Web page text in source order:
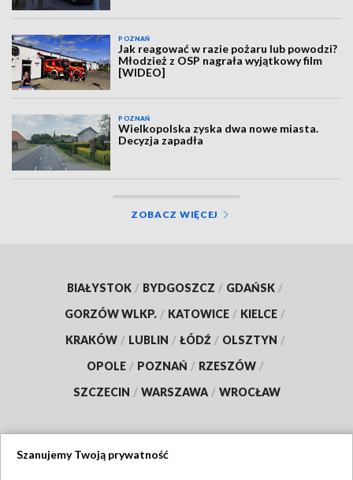
POZNAŃ
Jak reagować w razie pożaru lub powodzi?
Młodzież z OSP nagrała wyjątkowy film
[WIDEO]
POZNAŃ
Wielkopolska zyska dwa nowe miasta.
Decyzja zapadła
ZOBACZ WIĘCEJ
BIAŁYSTOK / BYDGOSZCZ / GDAŃSK /
GORZÓW WLKP. / KATOWICE / KIELCE /
KRAKÓW / LUBLIN / ŁÓDŹ / OLSZTYN /
OPOLE / POZNAŃ / RZESZÓW /
SZCZECIN / WARSZAWA / WROCŁAW
Szanujemy Twoją prywatność